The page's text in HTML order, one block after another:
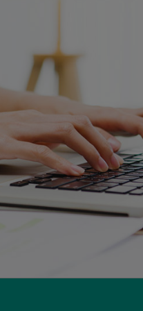
Liu, 2010 : Global burden
Moudgil, 2013 : A review
hepatitis B and C viruses
Olsen, 1988 : Cancer risk
Sabourin, 2006: Evaluation
Anses, 2009 : Évaluation